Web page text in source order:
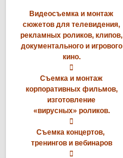
Видеосъемка и монтаж
сюжетов для телевидения,
рекламных роликов, клипов,
документального и игрового
кино.

Съемка и монтаж
корпоративных фильмов,
изготовление
«вирусных» роликов.

Съемка концертов,
тренингов и вебинаров
